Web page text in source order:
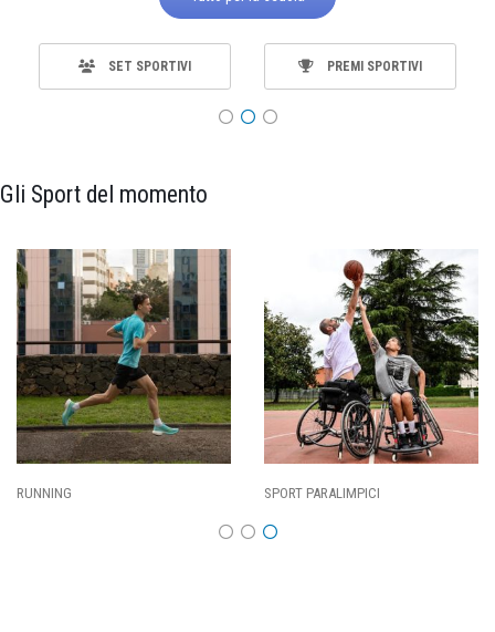
SET SPORTIVI PREMI SPORTIVI
Gli Sport del momento
RUNNING SPORT PARALIMPICI